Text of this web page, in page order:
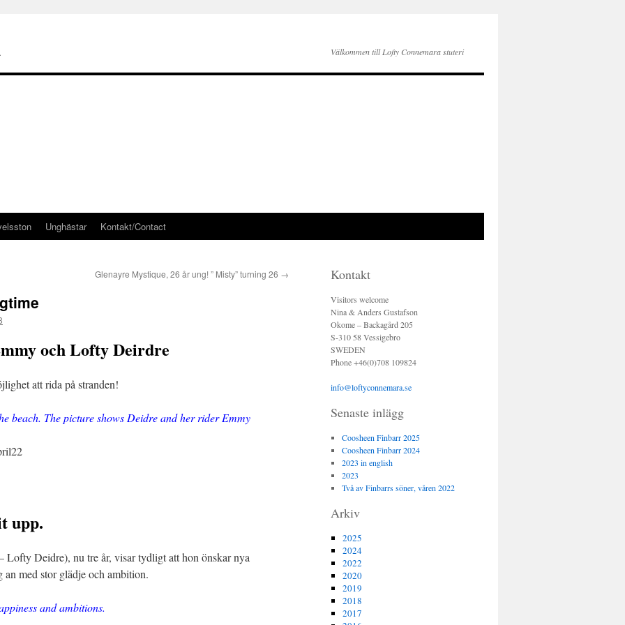
Välkommen till Lofty Connemara stuteri
Unghästar Kontakt/Contact
Glenayre Mystique, 26 år ung! ” Misty” turning 26 →
och Lofty Deirdre
att rida på stranden!
beach. The picture shows Deidre and her rider Emmy
upp.
Deidre), nu tre år, visar tydligt att hon önskar nya
med stor glädje och ambition.
and ambitions.
Kontakt
Visitors welcome
Nina & Anders Gustafson
Okome – Backagård 205
S-310 58 Vessigebro
SWEDEN
Phone +46(0)708 109824
info@loftyconnemara.se
Senaste inlägg
Coosheen Finbarr 2025
Coosheen Finbarr 2024
2023 in english
2023
Två av Finbarrs söner, våren 2022
Arkiv
2025
2024
2022
2020
2019
2018
2017